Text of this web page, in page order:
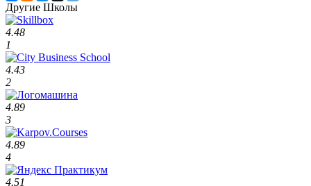
Другие Школы
4.48
1
4.43
2
4.89
3
4.89
4
4.51